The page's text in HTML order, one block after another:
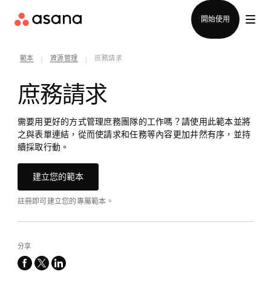
開始使用
範本 資源管理 庶務請求
庶務請求
需要用更好的方式管理庶務團隊的工作嗎？請使用此範本並將
之與表單連結，從而使請求和任務等內容更加井然有序，並持
續採取行動。
建立您的範本
註冊即可建立您的專屬範本。
分享
facebook
x-
linkedin